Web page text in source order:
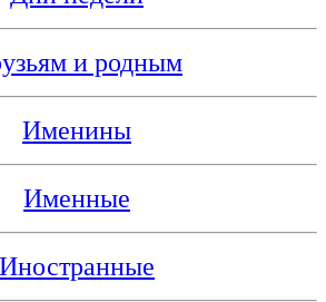
и родным
Именины
Именные
Иностранные